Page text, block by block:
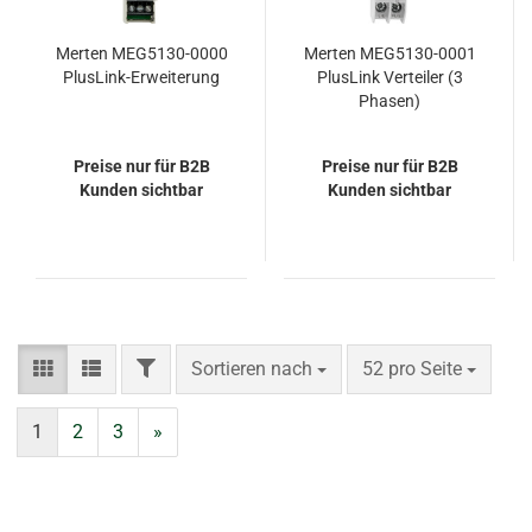
Merten MEG5130-0000
PlusLink-Erweiterung
Preise nur für B2B
Kunden sichtbar
Merten MEG5130-0001
PlusLink Verteiler (3
Phasen)
Preise nur für B2B
Kunden sichtbar
FILTERSortieren nach
Sortieren nach 52 pro Seite
pro Seite
1 2 3 »